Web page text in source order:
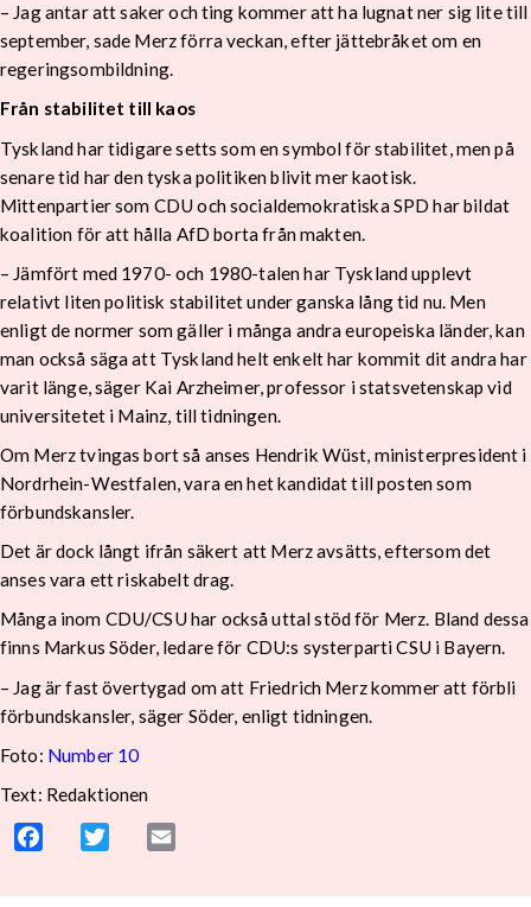
– Jag antar att saker och ting kommer att ha lugnat ner sig lite till
september, sade Merz förra veckan, efter jättebråket om en
regeringsombildning.
Från stabilitet till kaos
Tyskland har tidigare setts som en symbol för stabilitet, men på
senare tid har den tyska politiken blivit mer kaotisk.
Mittenpartier som CDU och socialdemokratiska SPD har bildat
koalition för att hålla AfD borta från makten.
– Jämfört med 1970- och 1980-talen har Tyskland upplevt
relativt liten politisk stabilitet under ganska lång tid nu. Men
enligt de normer som gäller i många andra europeiska länder, kan
man också säga att Tyskland helt enkelt har kommit dit andra har
varit länge, säger Kai Arzheimer, professor i statsvetenskap vid
universitetet i Mainz, till tidningen.
Om Merz tvingas bort så anses Hendrik Wüst, ministerpresident i
Nordrhein-Westfalen, vara en het kandidat till posten som
förbundskansler.
Det är dock långt ifrån säkert att Merz avsätts, eftersom det
anses vara ett riskabelt drag.
Många inom CDU/CSU har också uttal stöd för Merz. Bland dessa
finns Markus Söder, ledare för CDU:s systerparti CSU i Bayern.
– Jag är fast övertygad om att Friedrich Merz kommer att förbli
förbundskansler, säger Söder, enligt tidningen.
Foto: Number 10
Text: Redaktionen
Facebook Twitter